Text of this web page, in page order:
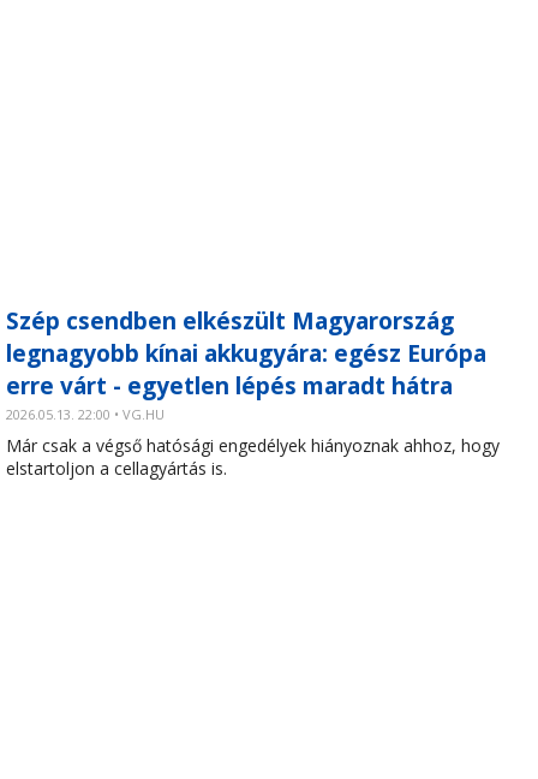
Szép csendben elkészült Magyarország
legnagyobb kínai akkugyára: egész Európa
erre várt - egyetlen lépés maradt hátra
2026.05.13. 22:00 • VG.HU
Már csak a végső hatósági engedélyek hiányoznak ahhoz, hogy
elstartoljon a cellagyártás is.